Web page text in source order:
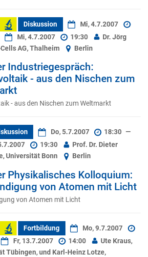
Diskussion
Mi, 4.7.2007
Mi, 4.7.2007 19:30
Dr. Jörg
AG, Thalheim
Berlin
Industriegespräch:
- aus den Nischen zum
- aus den Nischen zum Weltmarkt
Do, 5.7.2007 18:30 —
19:30
Prof. Dr. Dieter
Universität Bonn
Berlin
Physikalisches Kolloquium:
von Atomen mit Licht
von Atomen mit Licht
Fortbildung
Mo, 9.7.2007
Fr, 13.7.2007 14:00
Ute Kraus,
Tübingen, und Karl-Heinz Lotze,